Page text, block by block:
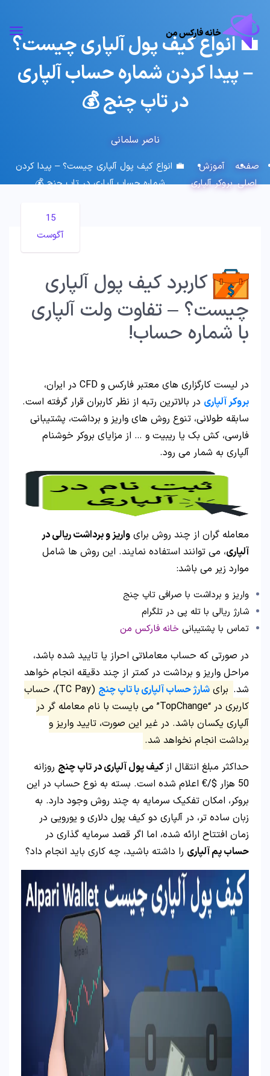
💼 انواع کیف پول آلپاری چیست؟
– پیدا کردن شماره حساب آلپاری
در تاپ چنج 💰
ناصر سلمانی
صفحه
اصلی
آموزش
بروکر آلپاری
💼 انواع کیف پول آلپاری چیست؟ – پیدا کردن
شماره حساب آلپاری در تاپ چنج 💰
15
آگوست
کاربرد کیف پول آلپاری
چیست؟ – تفاوت ولت آلپاری
با شماره حساب!
در لیست کارگزاری های معتبر فارکس و CFD در ایران،
بروکر آلپاری در بالاترین رتبه از نظر کاربران قرار گرفته است.
سابقه طولانی، تنوع روش های واریز و برداشت، پشتیبانی
فارسی، کش بک یا ریبیت و … از مزایای بروکر خوشنام
آلپاری به شمار می رود.
معامله گران از چند روش برای واریز و برداشت ریالی در
آلپاری، می توانند استفاده نمایند. این روش ها شامل
موارد زیر می باشد:
واریز و برداشت با صرافی تاپ چنج
شارژ ریالی با تله پی در تلگرام
تماس با پشتیبانی خانه فارکس من
در صورتی که حساب معاملاتی احراز یا تایید شده باشد،
مراحل واریز و برداشت در کمتر از چند دقیقه انجام خواهد
شد. برایشارژ حساب آلپاری با تاپ چنج
(TC Pay)، حساب
کاربری در “TopChange” می بایست با نام معامله گر در
آلپاری یکسان باشد. در غیر این صورت، تایید واریز و
برداشت انجام نخواهد شد.
حداکثر مبلغ انتقال ازکیف پول آلپاری در تاپ چنج روزانه
50 هزار $/€ اعلام شده است. بسته به نوع حساب در این
بروکر، امکان تفکیک سرمایه به چند روش وجود دارد. به
زبان ساده تر، در آلپاری دو کیف پول دلاری و یورویی در
زمان افتتاح ارائه شده، اما اگر قصد سرمایه گذاری در
حساب پم آلپاری را داشته باشید، چه کاری باید انجام داد؟